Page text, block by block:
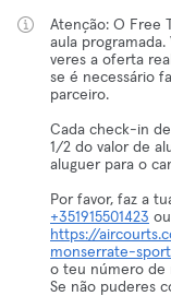
Atenção: O Free
aula
veres a oferta
se é necessário
parceiro.
Cada check-in
1/2 do valor de
aluguer para o
Por favor, faz a
+351915501423 ou
https://
monserrate-
o teu número de
Se não puderes